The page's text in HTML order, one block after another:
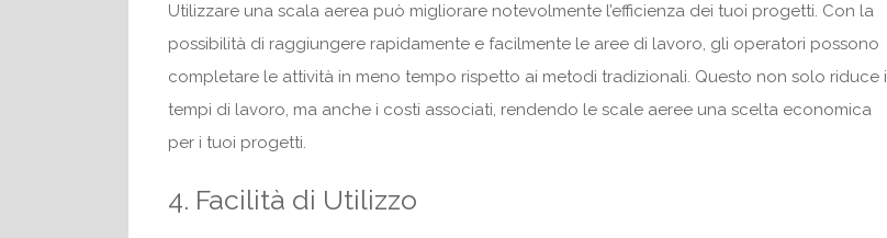
Utilizzare una scala aerea può migliorare notevolmente l’efficienza dei tuoi progetti. Con la
possibilità di raggiungere rapidamente e facilmente le aree di lavoro, gli operatori possono
completare le attività in meno tempo rispetto ai metodi tradizionali. Questo non solo riduce i
tempi di lavoro, ma anche i costi associati, rendendo le scale aeree una scelta economica
per i tuoi progetti.
4. Facilità di Utilizzo